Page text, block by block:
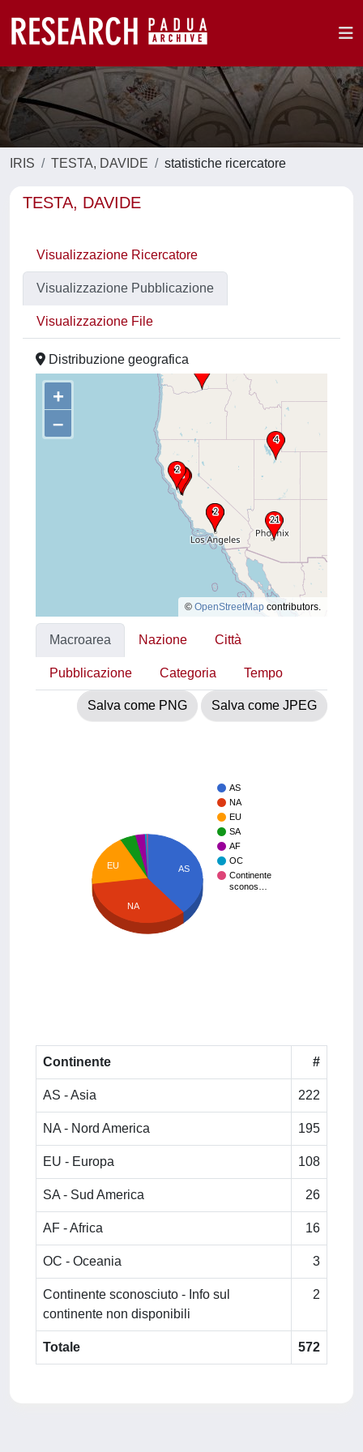
IRIS TESTA, DAVIDE statistiche ricercatore
TESTA, DAVIDE
Visualizzazione Ricercatore
Visualizzazione Pubblicazione
Visualizzazione File
Distribuzione geografica
+
–
© OpenStreetMap contributors.
Macroarea Nazione Città
Pubblicazione Categoria Tempo
Salva come PNG Salva come JPEG
AS
NA
EU
SA
AF
OC
Continente
sconos…
AS
EU
NA
Continente #
AS - Asia 222
NA - Nord America 195
EU - Europa 108
SA - Sud America 26
AF - Africa 16
OC - Oceania 3
Continente sconosciuto - Info sul
continente non disponibili
2
Totale 572